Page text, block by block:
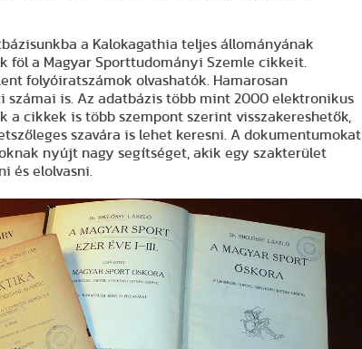
a Kalokagathia teljes állományának
föl a Magyar Sporttudományi Szemle cikkeit.
folyóiratszámok olvashatók. Hamarosan
számai is. Az adatbázis több mint 2000 elektronikus
a cikkek is több szempont szerint visszakereshetők,
szavára is lehet keresni. A dokumentumokat
nyújt nagy segítséget, akik egy szakterület
és elolvasni.